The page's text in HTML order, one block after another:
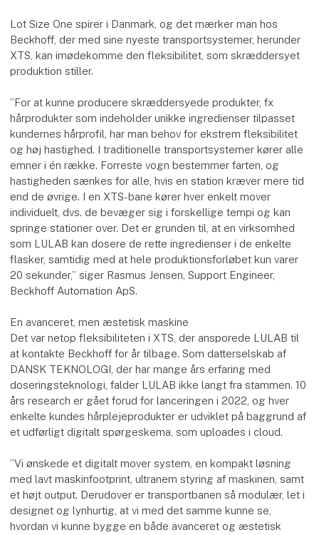
Lot Size One spirer i Danmark, og det mærker man hos
Beckhoff, der med sine nyeste transportsystemer, herunder
XTS, kan imødekomme den fleksibilitet, som skræddersyet
produktion stiller.
”For at kunne producere skræddersyede produkter, fx
hårprodukter som indeholder unikke ingredienser tilpasset
kundernes hårprofil, har man behov for ekstrem fleksibilitet
og høj hastighed. I traditionelle transportsystemer kører alle
emner i én række. Forreste vogn bestemmer farten, og
hastigheden sænkes for alle, hvis en station kræver mere tid
end de øvrige. I en XTS-bane kører hver enkelt mover
individuelt, dvs. de bevæger sig i forskellige tempi og kan
springe stationer over. Det er grunden til, at en virksomhed
som LULAB kan dosere de rette ingredienser i de enkelte
flasker, samtidig med at hele produktionsforløbet kun varer
20 sekunder,” siger Rasmus Jensen, Support Engineer,
Beckhoff Automation ApS.
En avanceret, men æstetisk maskine
Det var netop fleksibiliteten i XTS, der ansporede LULAB til
at kontakte Beckhoff for år tilbage. Som datterselskab af
DANSK TEKNOLOGI, der har mange års erfaring med
doseringsteknologi, falder LULAB ikke langt fra stammen. 10
års research er gået forud for lanceringen i 2022, og hver
enkelte kundes hårplejeprodukter er udviklet på baggrund af
et udførligt digitalt spørgeskema, som uploades i cloud.
”Vi ønskede et digitalt mover system, en kompakt løsning
med lavt maskinfootprint, ultranem styring af maskinen, samt
et højt output. Derudover er transportbanen så modulær, let i
designet og lynhurtig, at vi med det samme kunne se,
hvordan vi kunne bygge en både avanceret og æstetisk